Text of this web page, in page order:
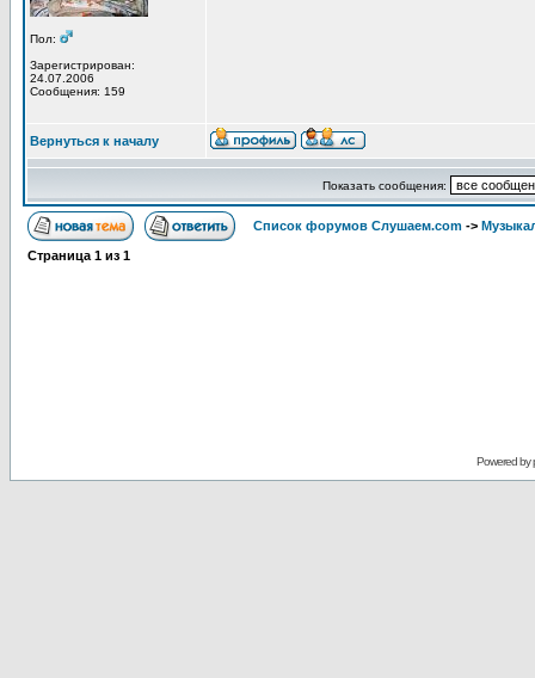
Пол:
Зарегистрирован:
24.07.2006
Сообщения: 159
Вернуться к началу
Показать сообщения:
Список форумов Слушаем.com ->
Страница 1 из 1
Powered by